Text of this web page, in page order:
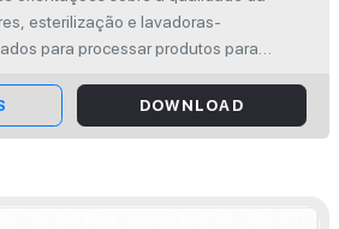
para produtos
esterilização e lavadoras-
para processar produtos para
desin...
DOWNLOAD